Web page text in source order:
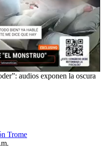
audios exponen la oscura
Trome